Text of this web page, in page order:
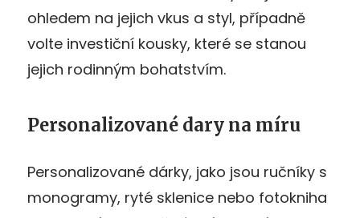
ohledem na jejich vkus a styl, případně
volte investiční kousky, které se stanou
jejich rodinným bohatstvím.
Personalizované dary na míru
Personalizované dárky, jako jsou ručníky s
monogramy, ryté sklenice nebo fotokniha